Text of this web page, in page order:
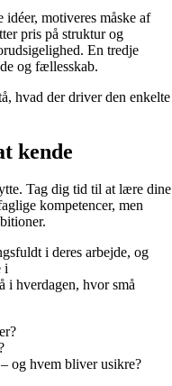
motiveres måske af
pris på struktur og
En tredje
og fællesskab.
hvad der driver den enkelte
kende
Tag dig tid til at lære dine
kompetencer, men
i deres arbejde, og
i
i hverdagen, hvor små
og hvem bliver usikre?